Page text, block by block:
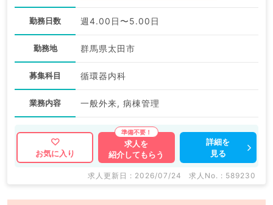
勤務日数 週4.00日〜5.00日
勤務地 群馬県太田市
募集科目 循環器内科
業務内容 一般外来, 病棟管理
お気に入り
求人を
紹介してもらう
詳細を
見る
求人更新日 : 2026/07/24 求人No. : 589230